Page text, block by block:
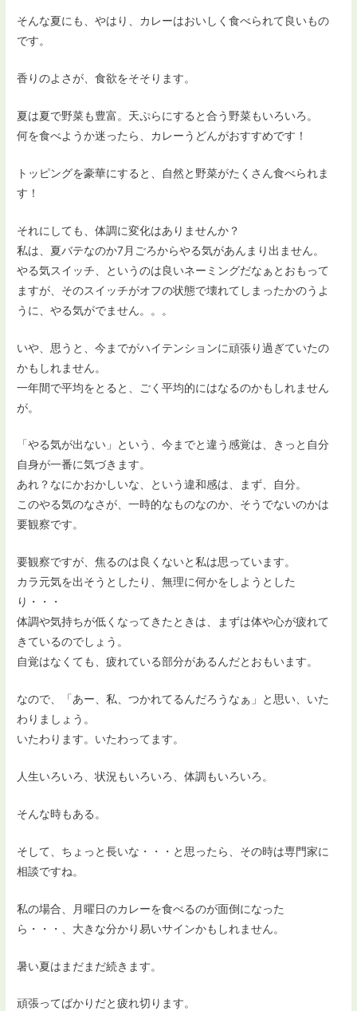
そんな夏にも、やはり、カレーはおいしく食べられて良いもの
です。
香りのよさが、食欲をそそります。
夏は夏で野菜も豊富。天ぷらにすると合う野菜もいろいろ。
何を食べようか迷ったら、カレーうどんがおすすめです！
トッピングを豪華にすると、自然と野菜がたくさん食べられま
す！
それにしても、体調に変化はありませんか？
私は、夏バテなのか7月ごろからやる気があんまり出ません。
やる気スイッチ、というのは良いネーミングだなぁとおもって
ますが、そのスイッチがオフの状態で壊れてしまったかのうよ
うに、やる気がでません。。。
いや、思うと、今までがハイテンションに頑張り過ぎていたの
かもしれません。
一年間で平均をとると、ごく平均的にはなるのかもしれません
が。
「やる気が出ない」という、今までと違う感覚は、きっと自分
自身が一番に気づきます。
あれ？なにかおかしいな、という違和感は、まず、自分。
このやる気のなさが、一時的なものなのか、そうでないのかは
要観察です。
要観察ですが、焦るのは良くないと私は思っています。
カラ元気を出そうとしたり、無理に何かをしようとした
り・・・
体調や気持ちが低くなってきたときは、まずは体や心が疲れて
きているのでしょう。
自覚はなくても、疲れている部分があるんだとおもいます。
なので、「あー、私、つかれてるんだろうなぁ」と思い、いた
わりましょう。
いたわります。いたわってます。
人生いろいろ、状況もいろいろ、体調もいろいろ。
そんな時もある。
そして、ちょっと長いな・・・と思ったら、その時は専門家に
相談ですね。
私の場合、月曜日のカレーを食べるのが面倒になった
ら・・・、大きな分かり易いサインかもしれません。
暑い夏はまだまだ続きます。
頑張ってばかりだと疲れ切ります。